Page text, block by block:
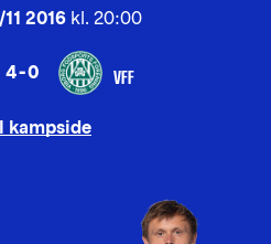
2016kl. 20:00
4-0 VFF
kampside